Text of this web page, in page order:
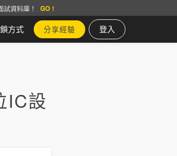
資料庫！ GO !
方式 分享經驗 登入
IC設